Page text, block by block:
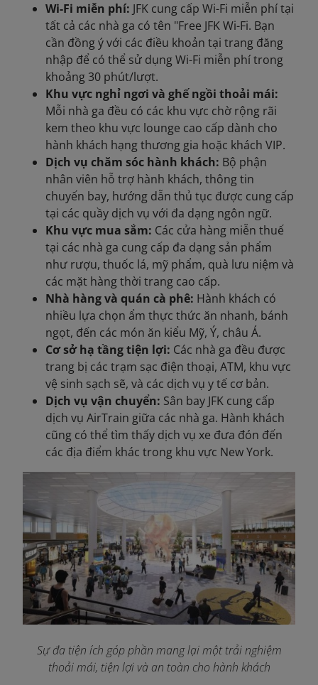
Wi-Fi miễn phí: JFK cung cấp Wi-Fi miễn phí tại
tất cả các nhà ga có tên "Free JFK Wi-Fi. Bạn
cần đồng ý với các điều khoản tại trang đăng
nhập để có thể sử dụng Wi-Fi miễn phí trong
khoảng 30 phút/lượt.
Khu vực nghỉ ngơi và ghế ngồi thoải mái:
Mỗi nhà ga đều có các khu vực chờ rộng rãi
kem theo khu vực lounge cao cấp dành cho
hành khách hạng thương gia hoặc khách VIP.
Dịch vụ chăm sóc hành khách: Bộ phận
nhân viên hỗ trợ hành khách, thông tin
chuyến bay, hướng dẫn thủ tục được cung cấp
tại các quầy dịch vụ với đa dạng ngôn ngữ.
Khu vực mua sắm: Các cửa hàng miễn thuế
tại các nhà ga cung cấp đa dạng sản phẩm
như rượu, thuốc lá, mỹ phẩm, quà lưu niệm và
các mặt hàng thời trang cao cấp.
Nhà hàng và quán cà phê: Hành khách có
nhiều lựa chọn ẩm thực thức ăn nhanh, bánh
ngọt, đến các món ăn kiểu Mỹ, Ý, châu Á.
Cơ sở hạ tầng tiện lợi: Các nhà ga đều được
trang bị các trạm sạc điện thoại, ATM, khu vực
vệ sinh sạch sẽ, và các dịch vụ y tế cơ bản.
Dịch vụ vận chuyển: Sân bay JFK cung cấp
dịch vụ AirTrain giữa các nhà ga. Hành khách
cũng có thể tìm thấy dịch vụ xe đưa đón đến
các địa điểm khác trong khu vực New York.
Sự đa tiện ích góp phần mang lại một trải nghiệm
thoải mái, tiện lợi và an toàn cho hành khách